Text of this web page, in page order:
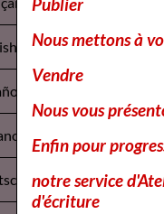
Nous mettons à
Vendre
Nous vous
Enfin pour
notre service
d'écriture